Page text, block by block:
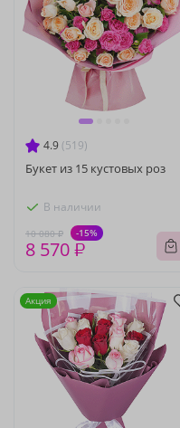
4.9 (519)
Букет из 15 кустовых роз
В наличии
10 080 ₽ -15%
8 570 ₽
Акция